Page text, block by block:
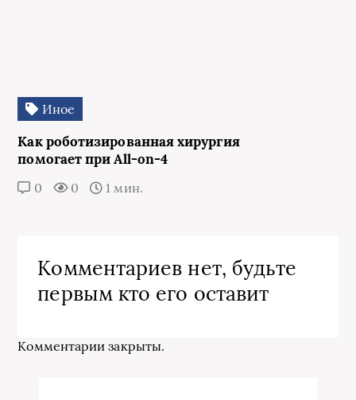
Иное
Как роботизированная хирургия
помогает при All-on-4
0 0 1 мин.
Комментариев нет, будьте
первым кто его оставит
Комментарии закрыты.